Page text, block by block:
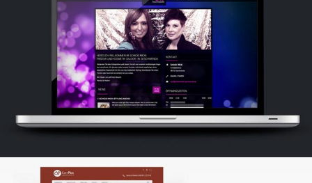
SCHICKI MICKI
Schicki Micki responsive Website Design